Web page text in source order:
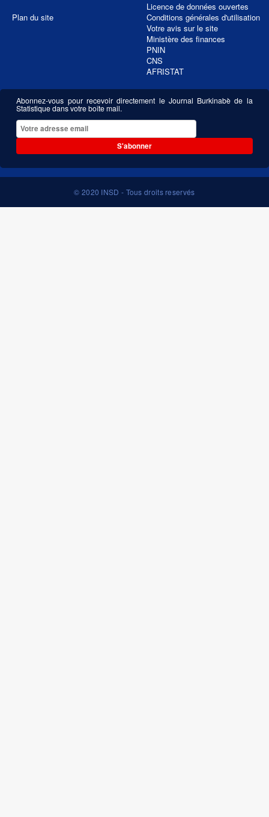
Plan du site
Licence de données ouvertes
Conditions générales d'utilisation
Votre avis sur le site
Ministère des finances
PNIN
CNS
AFRISTAT
Abonnez-vous pour recevoir directement le Journal Burkinabè de la
Statistique dans votre boîte mail.
S'abonner
© 2020 INSD - Tous droits reservés